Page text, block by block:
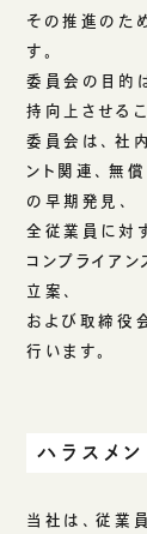
その推進のた
す。
委員会の目的
持向上させるこ
委員会は、社
ント関連、無
の早期発見、
全従業員に対
コンプライア
立案、
および取締役
行います。
ハラスメ
当社は、従業